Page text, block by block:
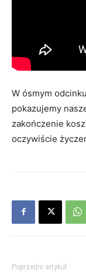
W ósmym
pokazujemy
zakończenie
oczywiście
Poprzedni artykuł